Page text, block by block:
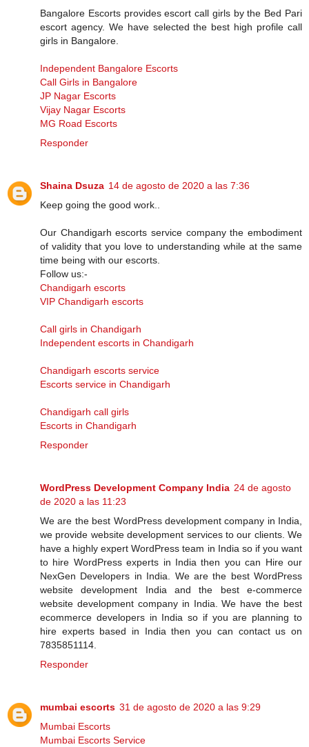
Bangalore Escorts provides escort call girls by the Bed Pari
escort agency. We have selected the best high profile call
girls in Bangalore.
Independent Bangalore Escorts
Call Girls in Bangalore
JP Nagar Escorts
Vijay Nagar Escorts
MG Road Escorts
Responder
Shaina Dsuza 14 de agosto de 2020 a las 7:36
Keep going the good work..
Our Chandigarh escorts service company the embodiment
of validity that you love to understanding while at the same
time being with our escorts.
Follow us:-
Chandigarh escorts
VIP Chandigarh escorts
Call girls in Chandigarh
Independent escorts in Chandigarh
Chandigarh escorts service
Escorts service in Chandigarh
Chandigarh call girls
Escorts in Chandigarh
Responder
WordPress Development Company India 24 de agosto
de 2020 a las 11:23
We are the best WordPress development company in India,
we provide website development services to our clients. We
have a highly expert WordPress team in India so if you want
to hire WordPress experts in India then you can Hire our
NexGen Developers in India. We are the best WordPress
website development India and the best e-commerce
website development company in India. We have the best
ecommerce developers in India so if you are planning to
hire experts based in India then you can contact us on
7835851114.
Responder
mumbai escorts 31 de agosto de 2020 a las 9:29
Mumbai Escorts
Mumbai Escorts Service